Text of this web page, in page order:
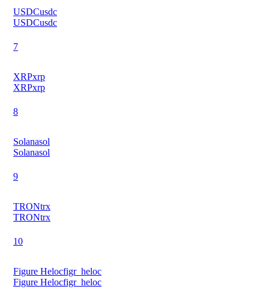
USDCusdc
USDCusdc
7
XRPxrp
XRPxrp
8
Solanasol
Solanasol
9
TRONtrx
TRONtrx
10
Figure Helocfigr_heloc
Figure Helocfigr_heloc